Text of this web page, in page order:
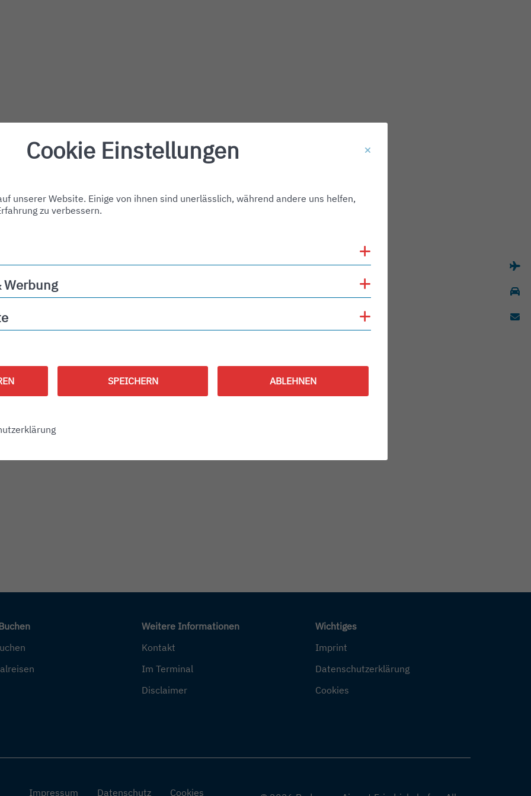
Weitere Informationen
Kontakt
Im Terminal
Disclaimer
Wichtiges
Imprint
Datenschutzerklärung
Cookies
Impressum Datenschutz Cookies
Cookie Einstellungen
unserer Website. Einige von ihnen sind unerlässlich, während andere uns helfen,
zu verbessern.
Werbung
Cookies anzeigen
SPEICHERN ABLEHNEN